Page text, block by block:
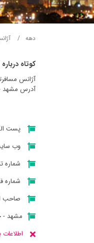
دهه
کوتاه
آژانس
آدرس مشهد -
پست
وب
شماره تماس
صاحب
مشهد -